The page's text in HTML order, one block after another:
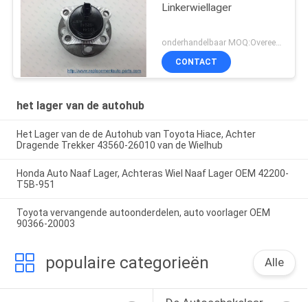
Linkerwiellager
CONTACT
het lager van de autohub
Het Lager van de de Autohub van Toyota Hiace, Achter
Dragende Trekker 43560-26010 van de Wielhub
Honda Auto Naaf Lager, Achteras Wiel Naaf Lager OEM 42200-
T5B-951
Toyota vervangende autoonderdelen, auto voorlager OEM
90366-20003
populaire categorieën Alle